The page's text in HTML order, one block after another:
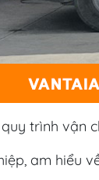
trình vận
am hiểu